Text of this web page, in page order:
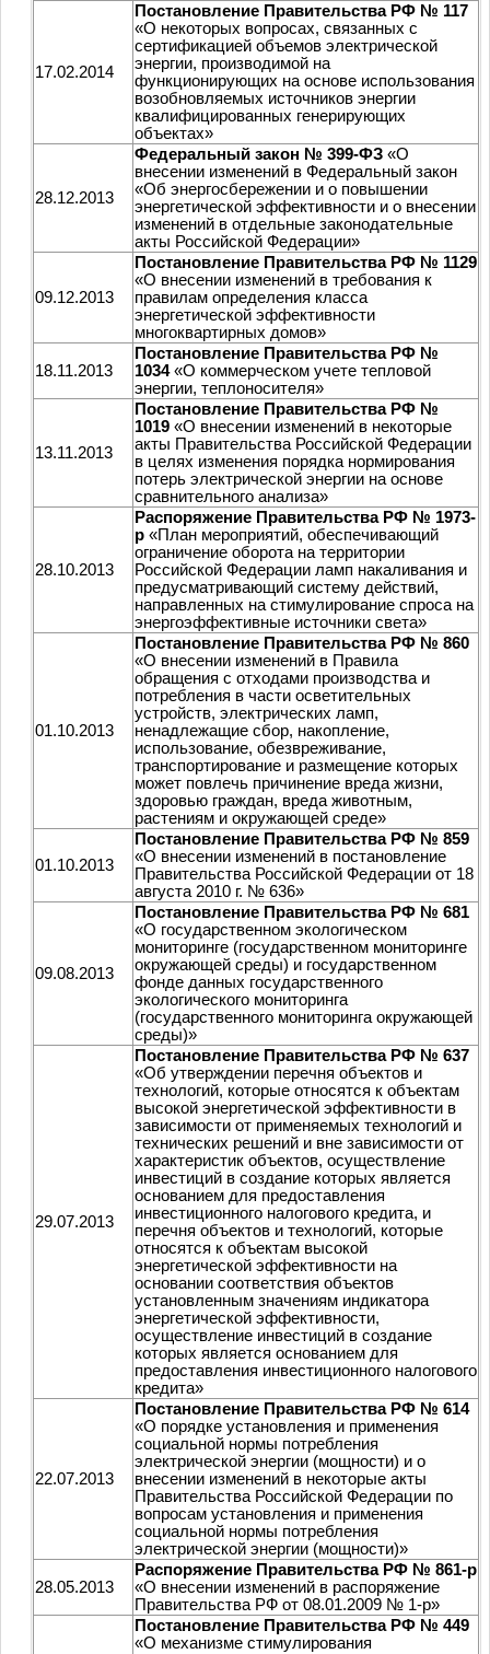
17.02.2014
Постановление Правительства РФ № 117
«О некоторых вопросах, связанных с
сертификацией объемов электрической
энергии, производимой на
функционирующих на основе использования
возобновляемых источников энергии
квалифицированных генерирующих
объектах»
28.12.2013
Федеральный закон № 399-ФЗ «О
внесении изменений в Федеральный закон
«Об энергосбережении и о повышении
энергетической эффективности и о внесении
изменений в отдельные законодательные
акты Российской Федерации»
09.12.2013
Постановление Правительства РФ № 1129
«О внесении изменений в требования к
правилам определения класса
энергетической эффективности
многоквартирных домов»
18.11.2013
Постановление Правительства РФ №
1034«О коммерческом учете тепловой
энергии, теплоносителя»
13.11.2013
Постановление Правительства РФ №
1019 «О внесении изменений в некоторые
акты Правительства Российской Федерации
в целях изменения порядка нормирования
потерь электрической энергии на основе
сравнительного анализа»
28.10.2013
Распоряжение Правительства РФ № 1973-
р «План мероприятий, обеспечивающий
ограничение оборота на территории
Российской Федерации ламп накаливания и
предусматривающий систему действий,
направленных на стимулирование спроса на
энергоэффективные источники света»
01.10.2013
Постановление Правительства РФ № 860
«О внесении изменений в Правила
обращения с отходами производства и
потребления в части осветительных
устройств, электрических ламп,
ненадлежащие сбор, накопление,
использование, обезвреживание,
транспортирование и размещение которых
может повлечь причинение вреда жизни,
здоровью граждан, вреда животным,
растениям и окружающей среде»
01.10.2013
Постановление Правительства РФ № 859
«О внесении изменений в постановление
Правительства Российской Федерации от 18
августа 2010 г. № 636»
09.08.2013
Постановление Правительства РФ № 681
«О государственном экологическом
мониторинге (государственном мониторинге
окружающей среды) и государственном
фонде данных государственного
экологического мониторинга
(государственного мониторинга окружающей
среды)»
29.07.2013
Постановление Правительства РФ № 637
«Об утверждении перечня объектов и
технологий, которые относятся к объектам
высокой энергетической эффективности в
зависимости от применяемых технологий и
технических решений и вне зависимости от
характеристик объектов, осуществление
инвестиций в создание которых является
основанием для предоставления
инвестиционного налогового кредита, и
перечня объектов и технологий, которые
относятся к объектам высокой
энергетической эффективности на
основании соответствия объектов
установленным значениям индикатора
энергетической эффективности,
осуществление инвестиций в создание
которых является основанием для
предоставления инвестиционного налогового
кредита»
22.07.2013
Постановление Правительства РФ № 614
«О порядке установления и применения
социальной нормы потребления
электрической энергии (мощности) и о
внесении изменений в некоторые акты
Правительства Российской Федерации по
вопросам установления и применения
социальной нормы потребления
электрической энергии (мощности)»
28.05.2013
Распоряжение Правительства РФ № 861-р
«О внесении изменений в распоряжение
Правительства РФ от 08.01.2009 № 1-р»
Постановление Правительства РФ № 449
«О механизме стимулирования